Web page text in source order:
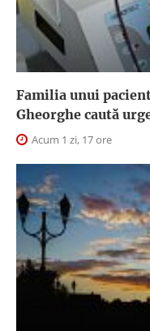
Familia unui
Gheorghe caută
Acum 1 zi, 17 ore